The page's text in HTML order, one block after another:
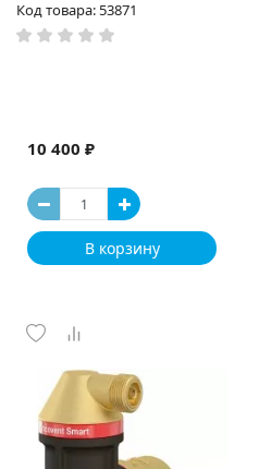
Код товара: 53871
10 400 ₽
В корзину